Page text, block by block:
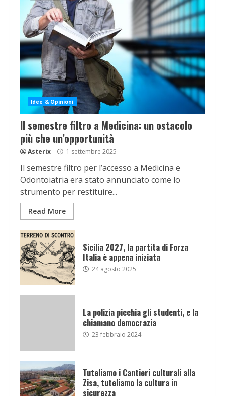
Idee & Opinioni
Il semestre filtro a Medicina: un ostacolo
più che un’opportunità
Asterix 1 settembre 2025
Il semestre filtro per l’accesso a Medicina e
Odontoiatria era stato annunciato come lo
strumento per restituire...
Read More
Sicilia 2027, la partita di Forza
Italia è appena iniziata
24 agosto 2025
La polizia picchia gli studenti, e la
chiamano democrazia
23 febbraio 2024
Tuteliamo i Cantieri culturali alla
Zisa, tuteliamo la cultura in
sicurezza